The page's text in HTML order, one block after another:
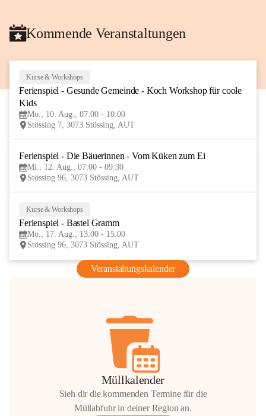
Kommende Veranstaltungen
AUG
Kurse & Workshops
Ferienspiel - Gesunde Gemeinde - Koch Workshop für coole
Kids
Mo., 10. Aug., 07:00 - 10:00
Stössing 7, 3073 Stössing, AUT
Ferienspiel - Die Bäuerinnen - Vom Küken zum Ei
Mi., 12. Aug., 07:00 - 09:30
Stössing 96, 3073 Stössing, AUT
Kurse & Workshops
Ferienspiel - Bastel Gramm
Mo., 17. Aug., 13:00 - 15:00
Stössing 96, 3073 Stössing, AUT
Veranstaltungskalender
Müllkalender
Sieh dir die kommenden Termine für die
Müllabfuhr in deiner Region an.